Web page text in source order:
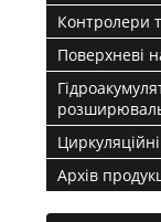
Контролери
Поверхневі
Архів